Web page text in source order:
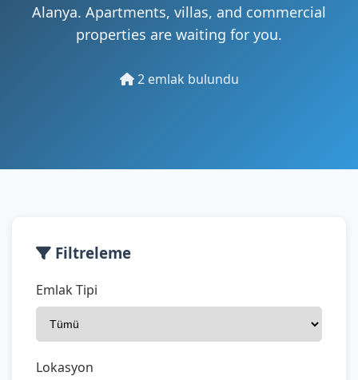
Alanya. Apartments, villas, and commercial
properties are waiting for you.
2 emlak bulundu
Filtreleme
Emlak Tipi
Lokasyon